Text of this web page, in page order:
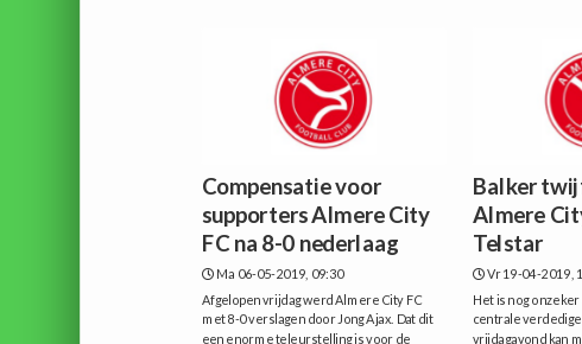
Compensatie voor
supporters Almere City
FC na 8-0 nederlaag
Ma 06-05-2019, 09:30
Afgelopen vrijdag werd Almere City FC
met 8-0 verslagen door Jong Ajax. Dat dit
een enorme teleurstelling is voor de
Balker
Almere
Telstar
Vr 19-04-2019,
Het is nog
centrale
vrijdagavond kan